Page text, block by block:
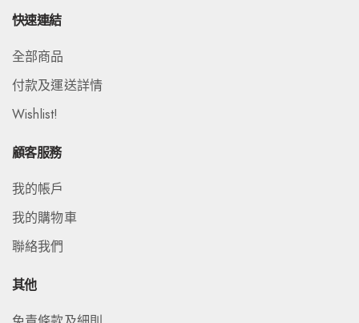
快速連結
全部商品
付款及運送詳情
Wishlist!
顧客服務
我的帳戶
我的購物車
聯絡我們
其他